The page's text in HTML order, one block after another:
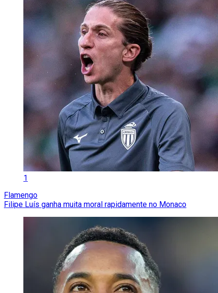
1
Flamengo
Filipe Luís ganha muita moral rapidamente no Monaco